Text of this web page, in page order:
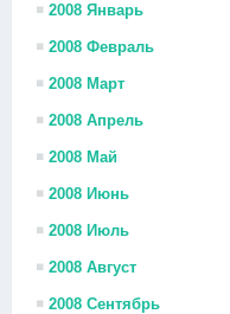
2008 Январь
2008 Февраль
2008 Март
2008 Апрель
2008 Май
2008 Июнь
2008 Июль
2008 Август
2008 Сентябрь